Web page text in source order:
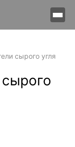
сырого угля